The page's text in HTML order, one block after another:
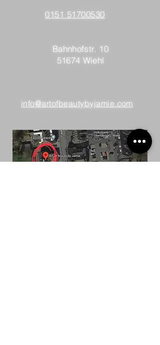
0151 51700530
Bahnhofstr. 10
51674 Wiehl
info@artofbeautybyjamie.com